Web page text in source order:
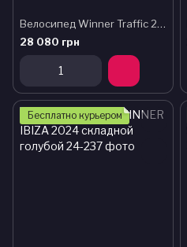
Велосипед Winner Traffic 2025 54 синий
28 080 грн
Бесплатно курьером